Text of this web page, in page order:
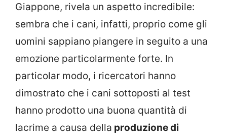
Giappone, rivela un aspetto incredibile:
sembra che i cani, infatti, proprio come gli
uomini sappiano piangere in seguito a una
emozione particolarmente forte. In
particolar modo, i ricercatori hanno
dimostrato che i cani sottoposti al test
hanno prodotto una buona quantità di
lacrime a causa della produzione di